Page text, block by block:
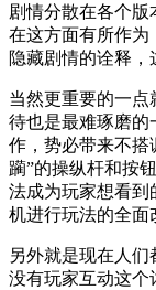
剧情分散在各个版
在这方面有所作为
隐藏剧情的诠释，
当然更重要的一点
待也是最难琢磨的
作，势必带来不搭
躏”的操纵杆和按
法成为玩家想看到
机进行玩法的全面
另外就是现在人
没有玩家互动这个